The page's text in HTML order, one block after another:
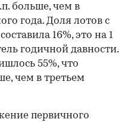
больше, чем в
года. Доля лотов с
16%, это на 1
годичной давности.
55%, что
чем в третьем
первичного